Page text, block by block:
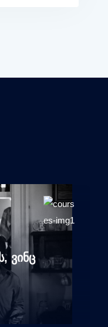
ვინც